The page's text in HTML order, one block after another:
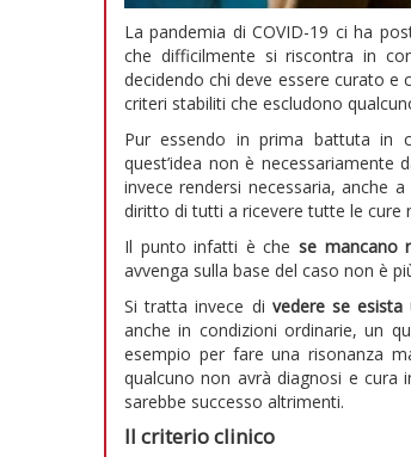
La pandemia di COVID-19 ci ha
che difficilmente si riscontra in
decidendo chi deve essere curato e
criteri stabiliti che escludono
Pur essendo in prima battuta in
quest’idea non è
invece rendersi necessaria, anche
diritto di tutti a ricevere tutte le cure
Il punto infatti è chese mancano
avvenga sulla base del caso non è
Si tratta invece di vedere se
anche in condizioni ordinarie, un
esempio per fare una risonanza
qualcuno non avrà diagnosi e
sarebbe successo altrimenti.
Il criterio clinico